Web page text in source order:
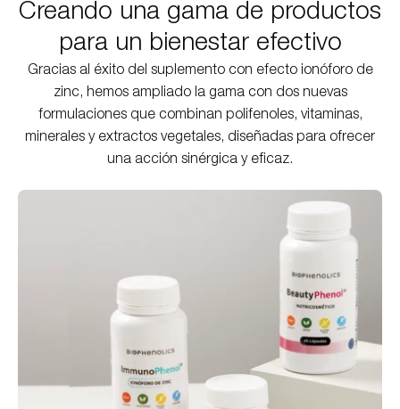
Creando una gama de productos
para un bienestar efectivo
Gracias al éxito del suplemento con efecto ionóforo de
zinc, hemos ampliado la gama con dos nuevas
formulaciones que combinan polifenoles, vitaminas,
minerales y extractos vegetales, diseñadas para ofrecer
una acción sinérgica y eficaz.
MOSTRAR PRODUCTOS